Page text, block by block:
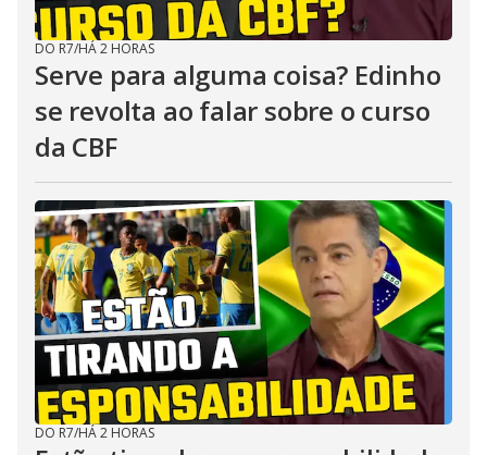
DO R7/HÁ 2 HORAS
Serve para alguma coisa? Edinho
se revolta ao falar sobre o curso
da CBF
DO R7/HÁ 2 HORAS